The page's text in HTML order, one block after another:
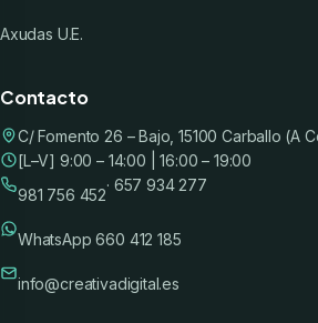
Axudas U.E.
Contacto
C/ Fomento 26 – Bajo, 15100 Carballo (A
[L–V] 9:00 – 14:00 | 16:00 – 19:00
981 756 452
· 657 934 277
WhatsApp 660 412 185
info@creativadigital.es